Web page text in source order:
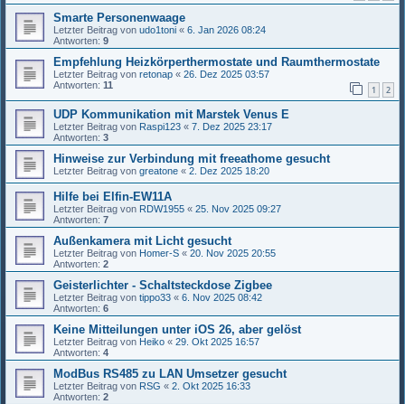
Smarte Personenwaage
Letzter Beitrag von udo1toni « 6. Jan 2026 08:24
Antworten: 9
Empfehlung Heizkörperthermostate und Raumthermostate
Letzter Beitrag von retonap « 26. Dez 2025 03:57
Antworten: 11 1 2
UDP Kommunikation mit Marstek Venus E
Letzter Beitrag von Raspi123 « 7. Dez 2025 23:17
Antworten: 3
Hinweise zur Verbindung mit freeathome gesucht
Letzter Beitrag von greatone « 2. Dez 2025 18:20
Hilfe bei Elfin-EW11A
Letzter Beitrag von RDW1955 « 25. Nov 2025 09:27
Antworten: 7
Außenkamera mit Licht gesucht
Letzter Beitrag von Homer-S « 20. Nov 2025 20:55
Antworten: 2
Geisterlichter - Schaltsteckdose Zigbee
Letzter Beitrag von tippo33 « 6. Nov 2025 08:42
Antworten: 6
Keine Mitteilungen unter iOS 26, aber gelöst
Letzter Beitrag von Heiko « 29. Okt 2025 16:57
Antworten: 4
ModBus RS485 zu LAN Umsetzer gesucht
Letzter Beitrag von RSG « 2. Okt 2025 16:33
Antworten: 2